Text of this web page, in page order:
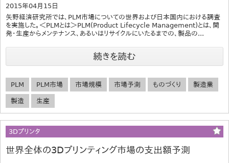
2015年04月15日
矢野経済研究所では、PLM市場についての世界および日本国内における調査
を実施した。＜PLMとは＞PLM(Product Lifecycle Management)とは、開
発・生産からメンテナンス、あるいはリサイクルにいたるまでの、製品の...
続きを読む
PLM PLM市場 市場規模 市場予測 ものづくり 製造業
製造 生産
3Dプリンタ
世界全体の3Dプリンティング市場の支出額予測